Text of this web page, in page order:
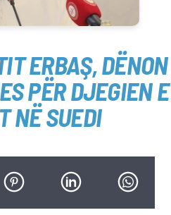
ERBAŞ, DËNON
PËR DJEGIEN E
NË SUEDI